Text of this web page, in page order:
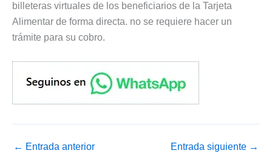
billeteras virtuales de los beneficiarios de la Tarjeta
Alimentar de forma directa. no se requiere hacer un
trámite para su cobro.
← Entrada anterior Entrada siguiente →